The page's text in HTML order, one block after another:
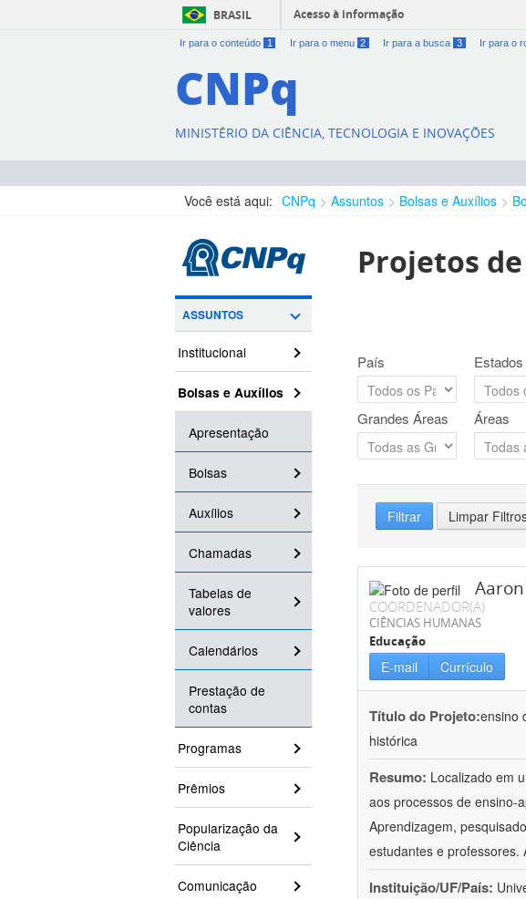
BRASIL Acesso à informação
Ir para o conteúdo 1 Ir para o menu 2 Ir para a busca 3 Ir para o
CNPq
MINISTÉRIO DA CIÊNCIA, TECNOLOGIA E INOVAÇÕES
Você está aqui: CNPq Assuntos Bolsas e Auxílios
ASSUNTOS
Institucional
Bolsas e Auxílios
Apresentação
Bolsas
Auxílios
Chamadas
Tabelas de
valores
Calendários
Prestação de
contas
Programas
Prêmios
Popularização da
Ciência
Comunicação
Projetos
País Estados
Grandes Áreas Áreas
Filtrar Limpar
COORDENADOR(A)
CIÊNCIAS HUMANAS
Educação
E-mail Currículo
Título do Projeto:ensino
histórica
Resumo: Localizado em
aos processos de ensino-
Aprendizagem,
estudantes e professores.
Instituição/UF/País: